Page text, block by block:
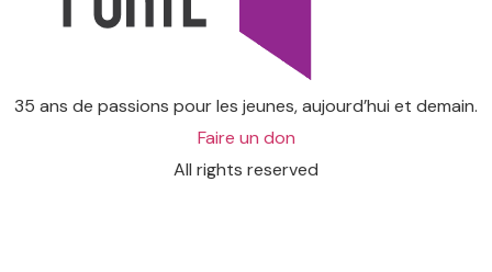
35 ans de passions pour les jeunes, aujourd’hui et demain.
Faire un don
All rights reserved